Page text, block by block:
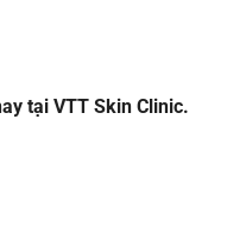
tại VTT Skin Clinic.